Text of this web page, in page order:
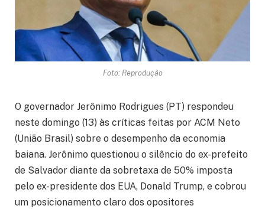
Foto: Reprodução
O governador Jerônimo Rodrigues (PT) respondeu
neste domingo (13) às críticas feitas por ACM Neto
(União Brasil) sobre o desempenho da economia
baiana. Jerônimo questionou o silêncio do ex-prefeito
de Salvador diante da sobretaxa de 50% imposta
pelo ex-presidente dos EUA, Donald Trump, e cobrou
um posicionamento claro dos opositores